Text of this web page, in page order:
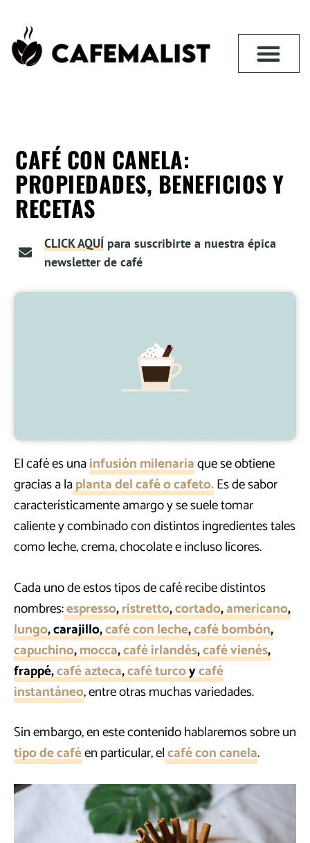
CAFÉ CON CANELA:
PROPIEDADES, BENEFICIOS Y
RECETAS
CLICK AQUÍ para suscribirte a nuestra épica
newsletter de café
El café es unainfusión milenariaque se obtiene
gracias a laplanta del café o cafeto.Es de sabor
característicamente amargo y se suele tomar
caliente y combinado con distintos ingredientes tales
como leche, crema, chocolate e incluso licores.
Cada uno de estos tipos de café recibe distintos
nombres:espresso,ristretto,cortado,americano,
lungo, carajillo,café con leche,café bombón,
capuchino,mocca,café irlandés,café vienés,
frappé,café azteca,café turcoycafé
instantáneo, entre otras muchas variedades.
Sin embargo, en este contenido hablaremos sobre un
tipo de caféen particular, elcafé con canela.